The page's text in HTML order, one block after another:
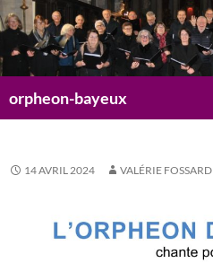
Aller
au
contenu
orpheon-bayeux
14 AVRIL 2024 VALÉRIE FOSSARD